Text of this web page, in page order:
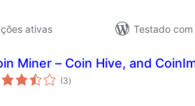
ativas
Testado
Miner – Coin Hive, and
(3total
de
)